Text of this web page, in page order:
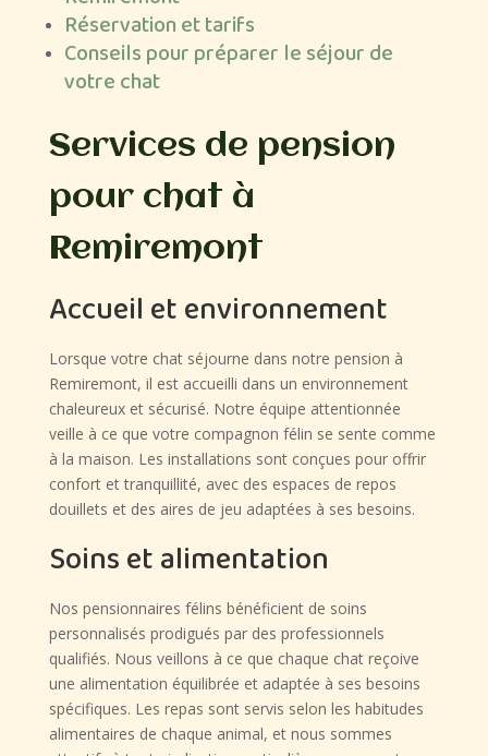
Réservation et tarifs
Conseils pour préparer le séjour de
votre chat
Services de pension
pour chat à
Remiremont
Accueil et environnement
Lorsque votre chat séjourne dans notre pension à
Remiremont, il est accueilli dans un environnement
chaleureux et sécurisé. Notre équipe attentionnée
veille à ce que votre compagnon félin se sente comme
à la maison. Les installations sont conçues pour offrir
confort et tranquillité, avec des espaces de repos
douillets et des aires de jeu adaptées à ses besoins.
Soins et alimentation
Nos pensionnaires félins bénéficient de soins
personnalisés prodigués par des professionnels
qualifiés. Nous veillons à ce que chaque chat reçoive
une alimentation équilibrée et adaptée à ses besoins
spécifiques. Les repas sont servis selon les habitudes
alimentaires de chaque animal, et nous sommes